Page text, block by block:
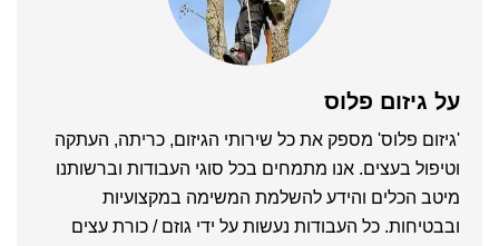
על גיזום פלוס
'גיזום פלוס' מספק את כל שירותי הגיזום, כריתה, העתקה
וטיפול בעצים. אנו מתמחים בכל סוגי העבודות וברשותנו
מיטב הכלים והידע להשלמת המשימה במקצועיות
ובבטיחות. כל העבודות נעשות על ידי גוזם / כורת עצים